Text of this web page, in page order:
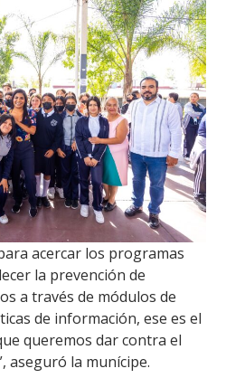
acercar los programas
la prevención de
a través de módulos de
de información, ese es el
queremos dar contra el
aseguró la munícipe.